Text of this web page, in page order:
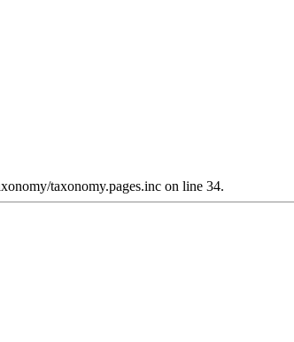
taxonomy.pages.inc on line 34.